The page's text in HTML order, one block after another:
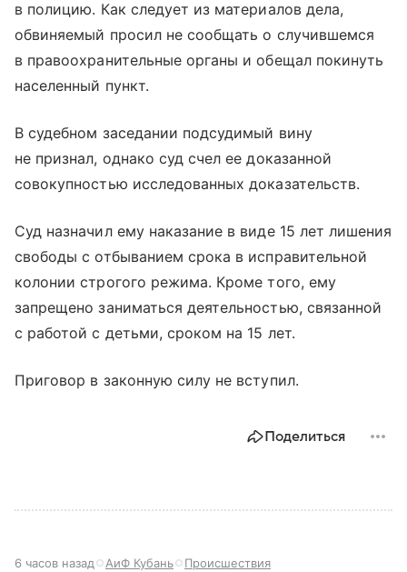
в полицию. Как следует из материалов дела,
обвиняемый просил не сообщать о случившемся
в правоохранительные органы и обещал покинуть
населенный пункт.
В судебном заседании подсудимый вину
не признал, однако суд счел ее доказанной
совокупностью исследованных доказательств.
Суд назначил ему наказание в виде 15 лет лишения
свободы с отбыванием срока в исправительной
колонии строгого режима. Кроме того, ему
запрещено заниматься деятельностью, связанной
с работой с детьми, сроком на 15 лет.
Приговор в законную силу не вступил.
Поделиться
6 часов назад АиФ Кубань Происшествия